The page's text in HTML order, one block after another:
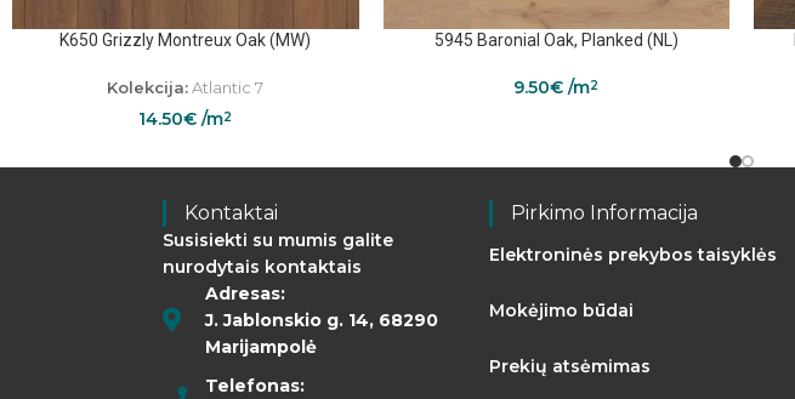
K650 Grizzly Montreux Oak (MW)
Kolekcija:Atlantic 7
14.50€ /m2
5945 Baronial Oak, Planked (NL)
9.50€ /m2
Kontaktai
Susisiekti su mumis galite
nurodytais kontaktais
Adresas:
J. Jablonskio g. 14, 68290
Marijampolė
Telefonas:
Pirkimo Informacija
Elektroninės prekybos taisyklės
Mokėjimo būdai
Prekių atsėmimas